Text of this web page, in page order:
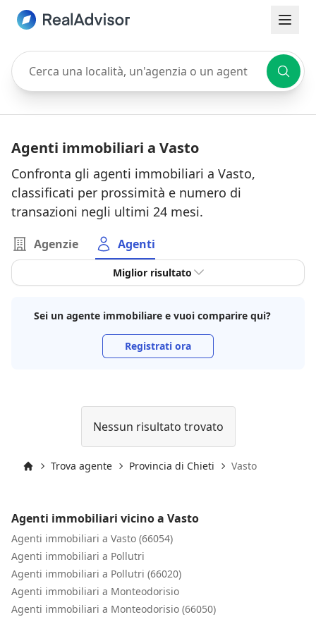
Cerca una località, un'agenzia o un agente
Agenti immobiliari a Vasto
Confronta gli agenti immobiliari a Vasto,
classificati per prossimità e numero di
transazioni negli ultimi 24 mesi.
Agenzie Agenti
Miglior risultato
Sei un agente immobiliare e vuoi comparire qui?
Registrati ora
Nessun risultato trovato
Trova agente Provincia di Chieti Vasto
Agenti immobiliari vicino a Vasto
Agenti immobiliari a Vasto (66054)
Agenti immobiliari a Pollutri
Agenti immobiliari a Pollutri (66020)
Agenti immobiliari a Monteodorisio
Agenti immobiliari a Monteodorisio (66050)